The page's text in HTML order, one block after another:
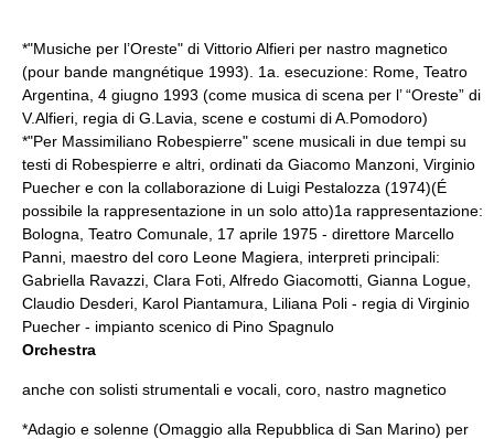
*"Musiche per l’Oreste" di Vittorio Alfieri per nastro magnetico
(pour bande mangnétique 1993). 1a. esecuzione: Rome, Teatro
Argentina, 4 giugno 1993 (come musica di scena per l’ “Oreste” di
V.Alfieri, regia di G.Lavia, scene e costumi di A.Pomodoro)
*"Per Massimiliano Robespierre" scene musicali in due tempi su
testi di Robespierre e altri, ordinati da Giacomo Manzoni, Virginio
Puecher e con la collaborazione di Luigi Pestalozza (1974)(É
possibile la rappresentazione in un solo atto)1a rappresentazione:
Bologna, Teatro Comunale, 17 aprile 1975 - direttore Marcello
Panni, maestro del coro Leone Magiera, interpreti principali:
Gabriella Ravazzi, Clara Foti, Alfredo Giacomotti, Gianna Logue,
Claudio Desderi, Karol Piantamura, Liliana Poli - regia di Virginio
Puecher - impianto scenico di Pino Spagnulo
Orchestra
anche con solisti strumentali e vocali, coro, nastro magnetico
*Adagio e solenne (Omaggio alla Repubblica di San Marino) per